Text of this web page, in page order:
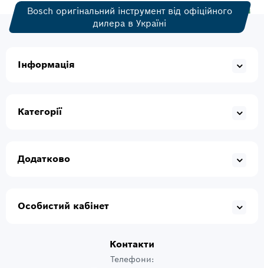
Bosch оригінальний інструмент від офіційного
дилера в Україні
Інформація
Категорії
Додатково
Особистий кабінет
Контакти
Телефони: